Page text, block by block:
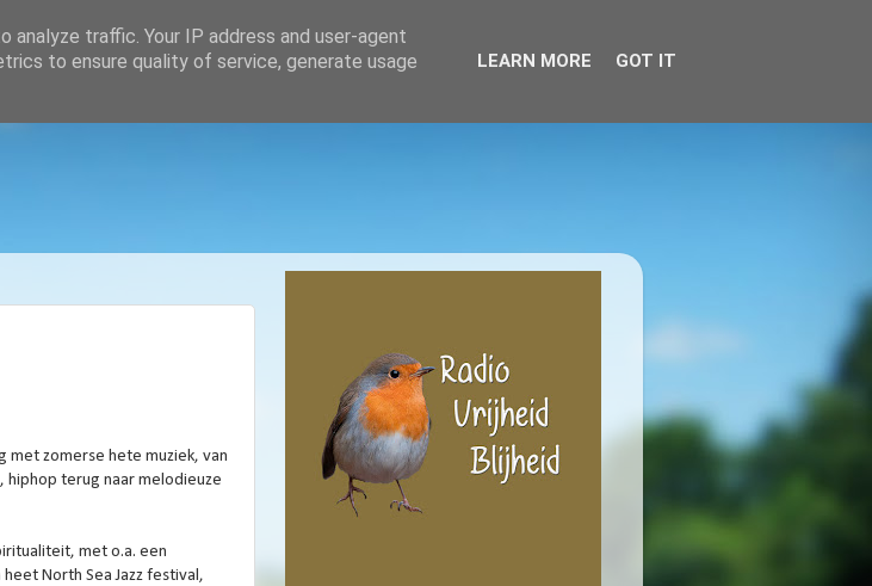
zomerse hete muziek, van
hiphop terug naar melodieuze
met o.a. een
North Sea Jazz festival,
traffic. Your IP address and user-agent
to ensure quality of service, generate usage
LEARN MORE GOT IT